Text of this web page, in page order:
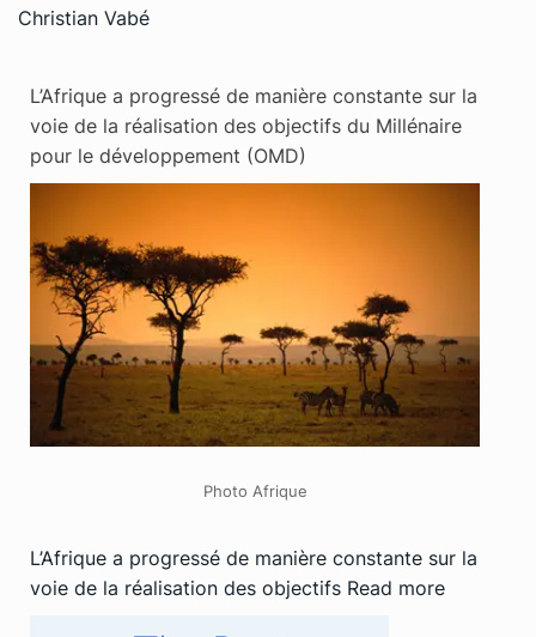
Christian Vabé
L’Afrique a progressé de manière constante sur la
voie de la réalisation des objectifs du Millénaire
pour le développement (OMD)
Photo Afrique
L’Afrique a progressé de manière constante sur la
voie de la réalisation des objectifs Read more